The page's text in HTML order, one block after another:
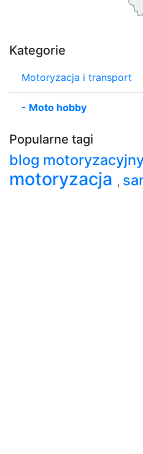
Kategorie
Motoryzacja i transport
- Moto hobby
Popularne tagi
blog
motoryzacja ,